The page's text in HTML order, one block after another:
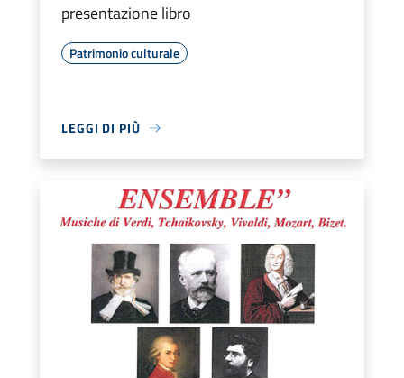
presentazione libro
Patrimonio culturale
LEGGI DI PIÙ